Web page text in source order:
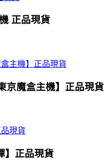
正品現貨
京魔盒主機】正品現貨
】正品現貨